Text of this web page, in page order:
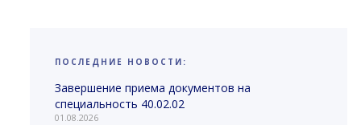
ПОСЛЕДНИЕ НОВОСТИ:
Завершение приема документов на
специальность 40.02.02
01.08.2026